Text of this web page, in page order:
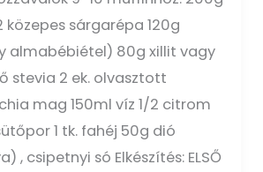
közepes sárgarépa 120g
almabébiétel) 80g xillit vagy
stevia 2 ek. olvasztott
mag 150ml víz 1/2 citrom
1 tk. fahéj 50g dió
, csipetnyi só Elkészítés: ELSŐ